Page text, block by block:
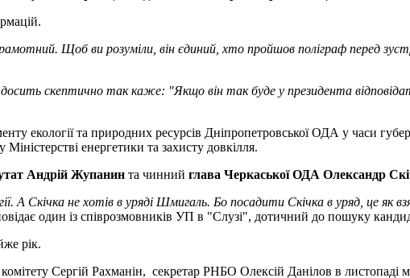
Щоб ви розуміли, він єдиний, хто пройшов поліграф перед
досить скептично так каже: "Якщо він так буде у президента
екології та природних ресурсів Дніпропетровської ОДА у часи
енергетики та захисту довкілля.
Андрій Жупанин та чинний глава Черкаської ОДА Олександр
А Скічка не хотів в уряді Шмигаль. Бо посадити Скічка в уряд, це як
один із співрозмовників УП в "Слузі", дотичний до пошуку
рік.
Сергій Рахманін, секретар РНБО Олексій Данілов в листопаді